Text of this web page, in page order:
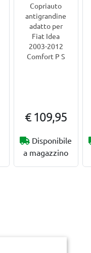
Copriauto
antigrandine
adatto per
Fiat Idea
2003-2012
Comfort P S
€ 109,95
Disponibile
a magazzino